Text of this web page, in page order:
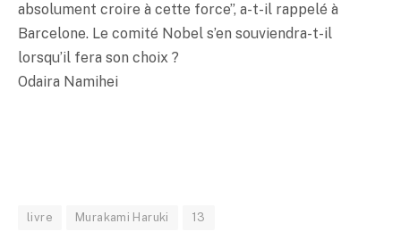
absolument croire à cette force”, a-t-il rappelé à
Barcelone. Le comité Nobel s’en souviendra-t-il
lorsqu’il fera son choix ?
Odaira Namihei
livre Murakami Haruki 13